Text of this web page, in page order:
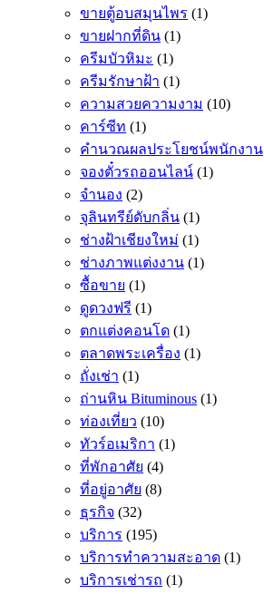
ขายตู้อบสมุนไพร (1)
ขายฝากที่ดิน (1)
ครีมบัวหิมะ (1)
ครีมรักษาฝ้า (1)
ความสวยความงาม (10)
คาร์ซีท (1)
คำนวณผลประโยชน์พนักงาน
จองตั๋วรถออนไลน์ (1)
จำนอง (2)
จุลินทรีย์ดับกลิ่น (1)
ช่างฝ้าเชียงใหม่ (1)
ช่างภาพแต่งงาน (1)
ซื้อขาย (1)
ดูดวงฟรี (1)
ตกแต่งคอนโด (1)
ตลาดพระเครื่อง (1)
ถั่งเช่า (1)
ถ่านหิน Bituminous (1)
ท่องเที่ยว (10)
ทัวร์อเมริกา (1)
ที่พักอาศัย (4)
ที่อยู่อาศัย (8)
ธุรกิจ (32)
บริการ (195)
บริการทำความสะอาด (1)
บริการเช่ารถ (1)